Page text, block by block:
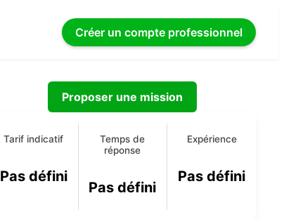
Créer un compte professionnel
Proposer une mission
Tarif indicatif
Pas défini
Temps de
réponse
Pas défini
Expérience
Pas défini